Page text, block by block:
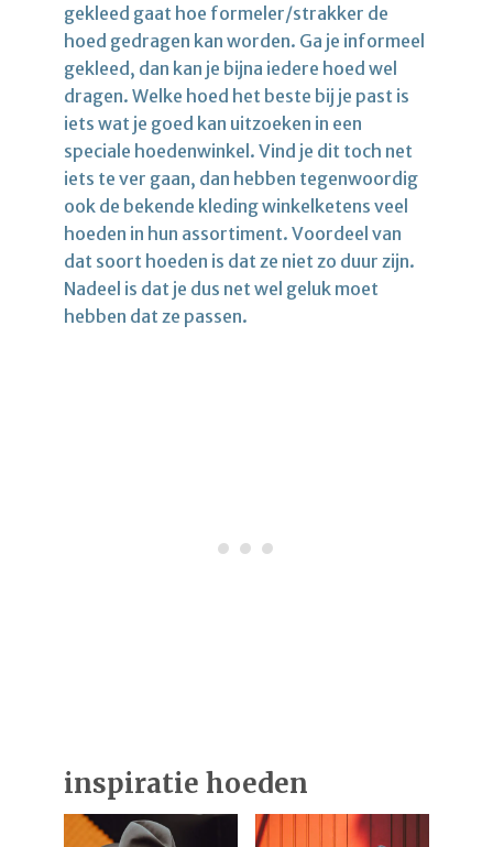
gekleed gaat hoe formeler/strakker de
hoed gedragen kan worden. Ga je informeel
gekleed, dan kan je bijna iedere hoed wel
dragen. Welke hoed het beste bij je past is
iets wat je goed kan uitzoeken in een
speciale hoedenwinkel. Vind je dit toch net
iets te ver gaan, dan hebben tegenwoordig
ook de bekende kleding winkelketens veel
hoeden in hun assortiment. Voordeel van
dat soort hoeden is dat ze niet zo duur zijn.
Nadeel is dat je dus net wel geluk moet
hebben dat ze passen.
inspiratie hoeden